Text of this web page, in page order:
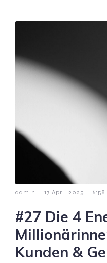
admin - 17 April 2025 - 6:58
#27 Die 4
Kunden &